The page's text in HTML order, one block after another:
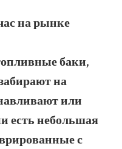
на рынке
баки,
на
или
есть небольшая
с